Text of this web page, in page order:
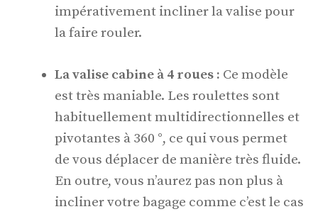
impérativement incliner la valise pour
la faire rouler.
La valise cabine à 4 roues : Ce modèle
est très maniable. Les roulettes sont
habituellement multidirectionnelles et
pivotantes à 360 °, ce qui vous permet
de vous déplacer de manière très fluide.
En outre, vous n’aurez pas non plus à
incliner votre bagage comme c’est le cas